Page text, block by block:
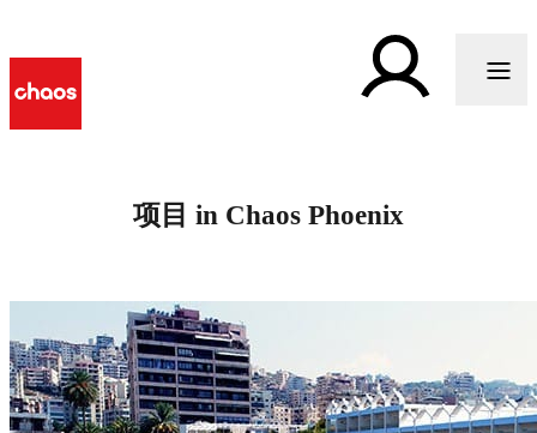
项目 in Chaos Phoenix